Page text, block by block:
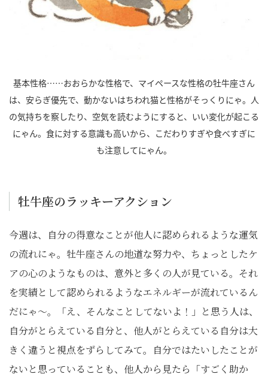
基本性格……おおらかな性格で、マイペースな性格の牡牛座さん
は、安らぎ優先で、動かないはちわれ猫と性格がそっくりにゃ。人
の気持ちを察したり、空気を読むようにすると、いい変化が起こる
にゃん。食に対する意識も高いから、こだわりすぎや食べすぎに
も注意してにゃん。
牡牛座のラッキーアクション
今週は、自分の得意なことが他人に認められるような運気
の流れにゃ。牡牛座さんの地道な努力や、ちょっとしたケ
アの心のようなものは、意外と多くの人が見ている。それ
を実績として認められるようなエネルギーが流れているん
だにゃ～。「え、そんなことしてないよ！」と思う人は、
自分がとらえている自分と、他人がとらえている自分は大
きく違うと視点をずらしてみて。自分ではたいしたことが
ないと思っていることも、他人から見たら「すごく助か